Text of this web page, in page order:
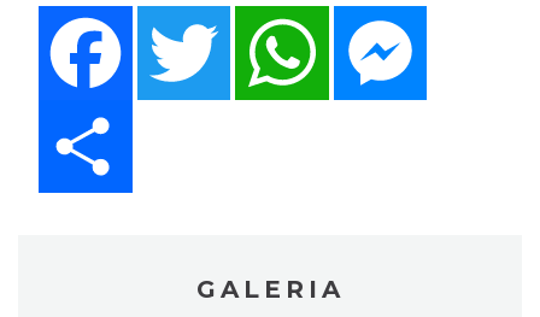
Twitter WhatsApp
GALERIA